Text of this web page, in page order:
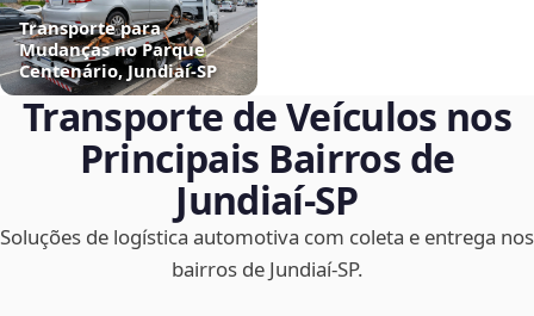
Transporte para
Mudanças no Parque
Centenário, Jundiaí‑SP
Transporte de Veículos nos
Principais Bairros de
Jundiaí‑SP
Soluções de logística automotiva com coleta e entrega nos
bairros de Jundiaí‑SP.